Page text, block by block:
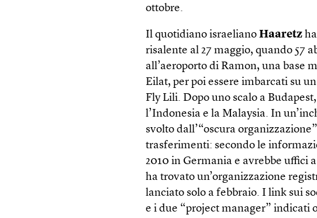
ottobre.
Il quotidiano israelianoHaaretz
risalente al 27 maggio, quando 57
all’aeroporto di Ramon, una base
Eilat, per poi essere imbarcati su
Fly Lili. Dopo uno scalo a
l’Indonesia e la Malaysia. In
svolto dall’“oscura
trasferimenti: secondo le
2010 in Germania e avrebbe uffici
ha trovato un’organizzazione
lanciato solo a febbraio. I link sui
e i due “project manager” indicati